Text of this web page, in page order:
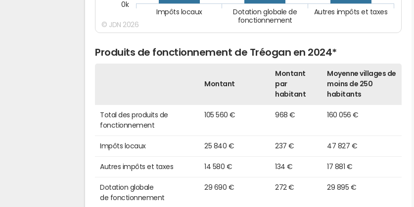
Autres impôts et taxes
Dotation globale de
fonctionnement
Impôts locaux
0k
© JDN 2026
Produits de fonctionnement de Tréogan en 2024*
Montant
Montant
par
habitant
Moyenne villages de
moins de 250
habitants
Total des produits de
fonctionnement
105 560 € 968 € 160 056 €
Impôts locaux 25 840 € 237 € 47 827 €
Autres impôts et taxes 14 580 € 134 € 17 881 €
Dotation globale
de fonctionnement
29 690 € 272 € 29 895 €